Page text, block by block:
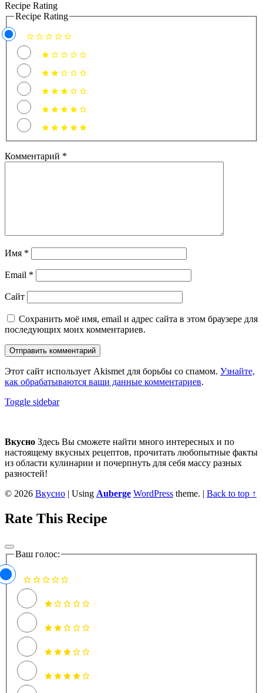
Recipe Rating
Recipe Rating
Комментарий *
Имя *
Email *
Сайт
Сохранить моё имя, email и адрес сайта в этом браузере для
последующих моих комментариев.
Этот сайт использует Akismet для борьбы со спамом. Узнайте,
как обрабатываются ваши данные комментариев.
Sidebar
Toggle sidebar
sidebar
Вкусно Здесь Вы сможете найти много интересных и по
настоящему вкусных рецептов, прочитать любопытные факты
из области кулинарии и почерпнуть для себя массу разных
разностей!
© 2026 Вкусно | Using Auberge WordPress theme. | Back to top ↑
Rate This Recipe
Ваш голос: